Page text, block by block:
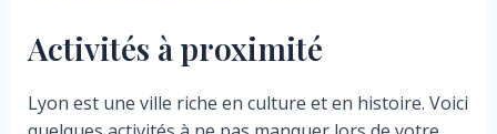
Activités à proximité
Lyon est une ville riche en culture et en histoire. Voici